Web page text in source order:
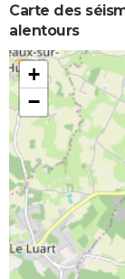
Carte des
alentours
+
−